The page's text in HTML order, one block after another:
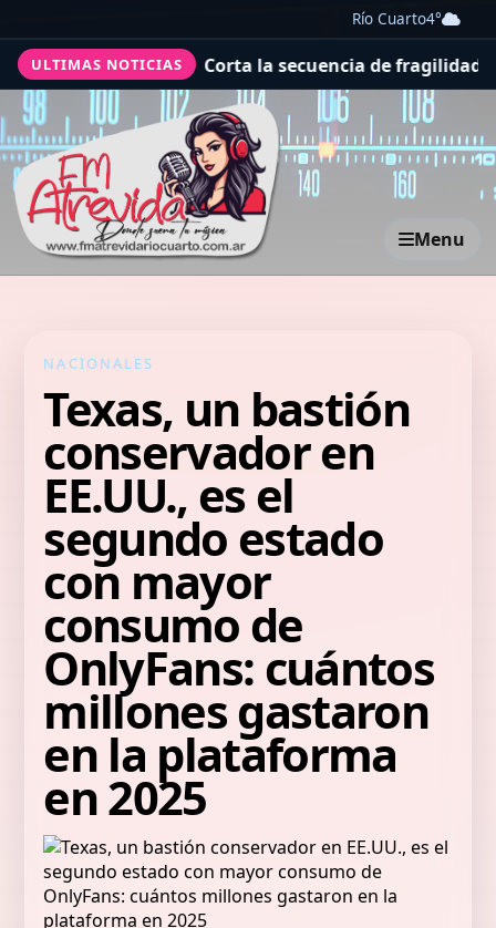
Río Cuarto4°
ULTIMAS NOTICIAS
lo es “Corta la secuencia de fragilidad”: las ventas
Menu
NACIONALES
Texas, un bastión
conservador en
EE.UU., es el
segundo estado
con mayor
consumo de
OnlyFans: cuántos
millones gastaron
en la plataforma
en 2025